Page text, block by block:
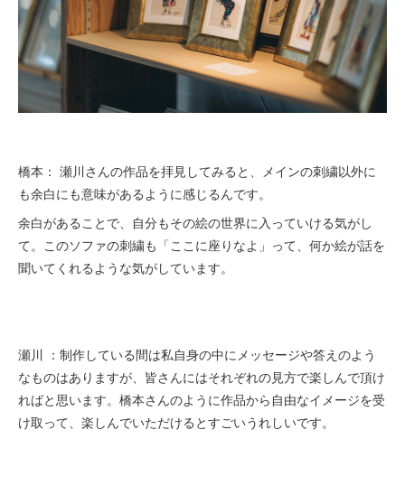
橋本： 瀬川さんの作品を拝見してみると、メインの刺繍以外に
も余白にも意味があるように感じるんです。
余白があることで、自分もその絵の世界に入っていける気がし
て。このソファの刺繍も「ここに座りなよ」って、何か絵が話を
聞いてくれるような気がしています。
瀬川 ：制作している間は私自身の中にメッセージや答えのよう
なものはありますが、皆さんにはそれぞれの見方で楽しんで頂け
ればと思います。橋本さんのように作品から自由なイメージを受
け取って、楽しんでいただけるとすごいうれしいです。